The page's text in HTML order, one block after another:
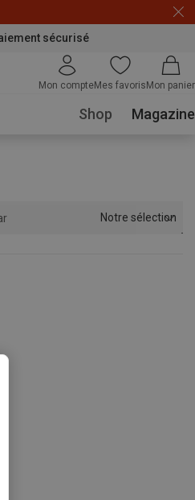
sécurisé
Mon compteMes favoris Mon panier
Shop Magazine
Notre sélection